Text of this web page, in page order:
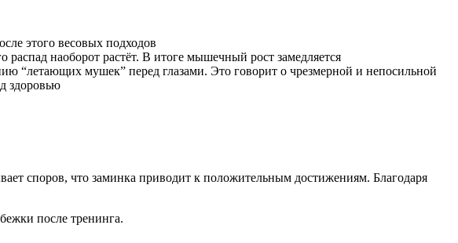
этого весовых подходов
распад наоборот растёт. В итоге мышечный рост замедляется
“летающих мушек” перед глазами. Это говорит о чрезмерной и непосильной
здоровью
споров, что заминка приводит к положительным достижениям. Благодаря
после тренинга.